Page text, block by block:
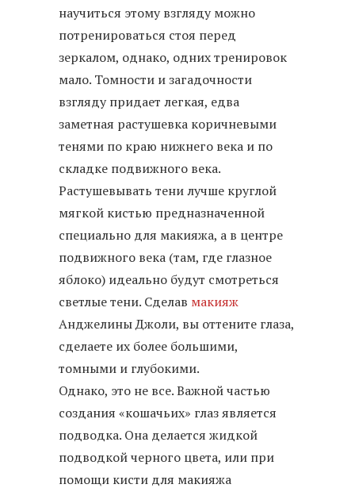
научиться этому взгляду можно
потренироваться стоя перед
зеркалом, однако, одних тренировок
мало. Томности и загадочности
взгляду придает легкая, едва
заметная растушевка коричневыми
тенями по краю нижнего века и по
складке подвижного века.
Растушевывать тени лучше круглой
мягкой кистью предназначенной
специально для макияжа, а в центре
подвижного века (там, где глазное
яблоко) идеально будут смотреться
светлые тени. Сделав макияж
Анджелины Джоли, вы оттените глаза,
сделаете их более большими,
томными и глубокими.
Однако, это не все. Важной частью
создания «кошачьих» глаз является
подводка. Она делается жидкой
подводкой черного цвета, или при
помощи кисти для макияжа